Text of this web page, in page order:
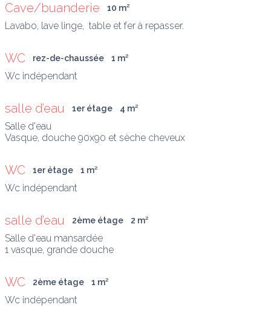
Cave/buanderie 10 m²
Lavabo, lave linge,  table et fer à repasser.
WC rez-de-chaussée 1 m²
salle d’eau 1er étage 4 m²
Salle d'eau
Vasque, douche 90x90 et sèche cheveux
WC 1er étage 1 m²
salle d’eau 2ème étage 2 m²
Salle d'eau mansardée
1 vasque, grande douche
WC 2ème étage 1 m²